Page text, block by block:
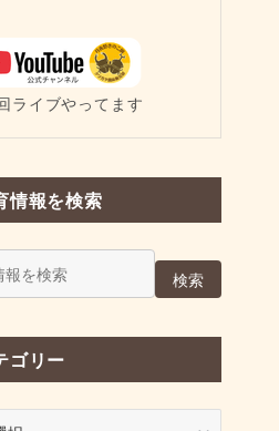
ライブやってます
情報を検索
検索
ゴリー